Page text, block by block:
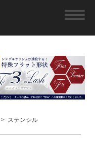
> ステンシル